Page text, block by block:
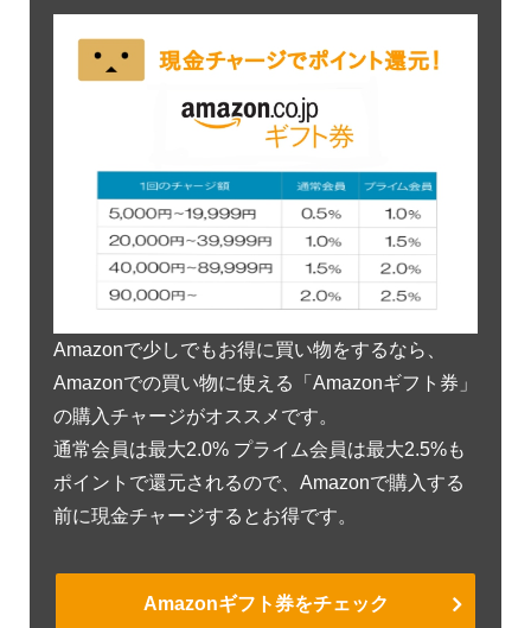
Amazonで少しでもお得に買い物をするなら、
Amazonでの買い物に使える「Amazonギフト券」
の購入チャージがオススメです。
通常会員は最大2.0% プライム会員は最大2.5%も
ポイントで還元されるので、Amazonで購入する
前に現金チャージするとお得です。
Amazonギフト券をチェック